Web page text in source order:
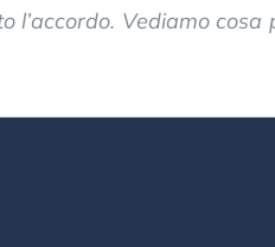
l’accordo. Vediamo